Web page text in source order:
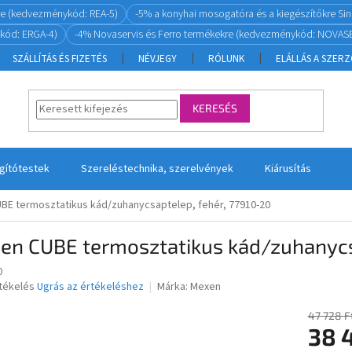
(kedvezménykód: REA-5)
-5% a konyhai mosogatóra és a kiegészítőkre
ERGA-4)
-4% Novaservis és Ferro termékekre (kedvezménykód:
SZÁLLÍTÁS ÉS FIZETÉS NÉVJEGY RÓLUNK ELÁLLÁS A
KERESÉS
Szereléstechnika, szerelvények Kiárusítás
termosztatikus kád/zuhanycsaptelep, fehér, 77910-20
CUBE termosztatikus kád/
Ugrás az értékeléshez Márka: Mexen
47 728
38